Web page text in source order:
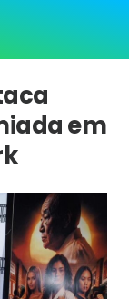
em